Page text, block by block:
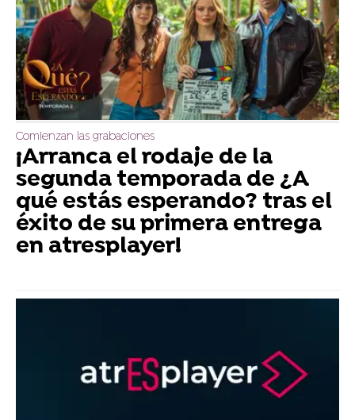
Comienzan las grabaciones
¡Arranca el rodaje de la
segunda temporada de ¿A
qué estás esperando? tras el
éxito de su primera entrega
en atresplayer!